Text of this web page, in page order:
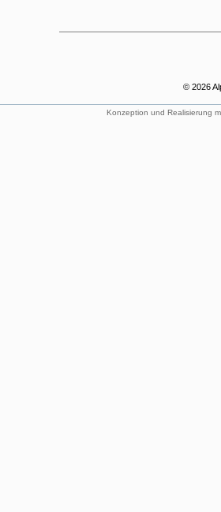
© 2026
Konzeption und Realisierung